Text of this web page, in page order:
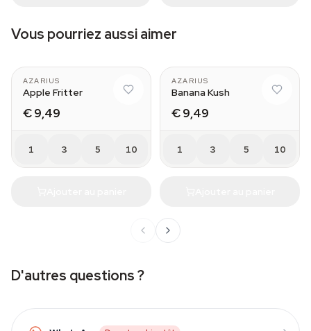
Vous pourriez aussi aimer
AZARIUS
Apple Fritter
€ 9,49
1 3 5 10
AZARIUS
Banana Kush
€ 9,49
1 3 5 10
D'autres questions ?